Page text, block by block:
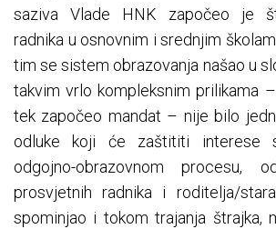
saziva Vlade HNK započeo je
radnika u osnovnim i srednjim
tim se sistem obrazovanja našao u
takvim vrlo kompleksnim prilikama
tek započeo mandat – nije bilo
odluke koji će zaštititi interese
odgojno-obrazovnom procesu,
prosvjetnih radnika i roditelja/
spominjao i tokom trajanja štrajka,